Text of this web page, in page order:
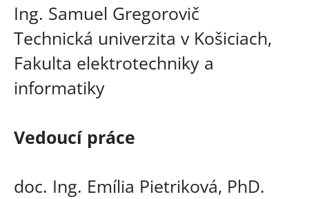
Ing. Samuel Gregorovič
Technická univerzita v Košiciach,
Fakulta elektrotechniky a
informatiky
Vedoucí práce
doc. Ing. Emília Pietriková, PhD.